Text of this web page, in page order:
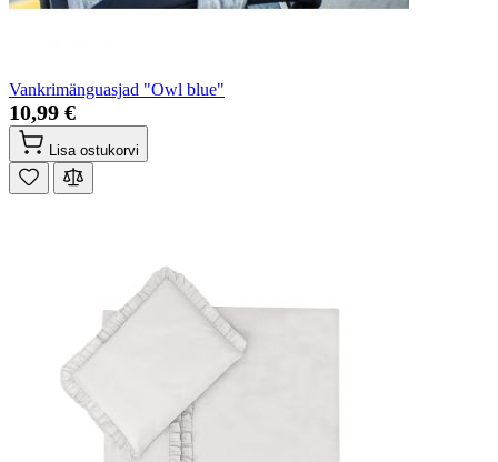
Vankrimänguasjad "Owl blue"
10,99 €
Lisa ostukorvi